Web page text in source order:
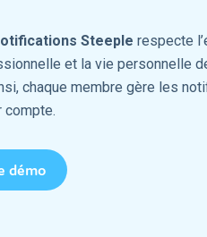
Steeple respecte
et la vie personnelle
chaque membre gère les
compte.
démo